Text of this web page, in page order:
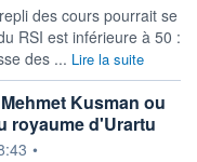
des cours pourrait se
RSI est inférieure à 50 :
des ... Lire la suite
Kusman ou
royaume d'Urartu
•